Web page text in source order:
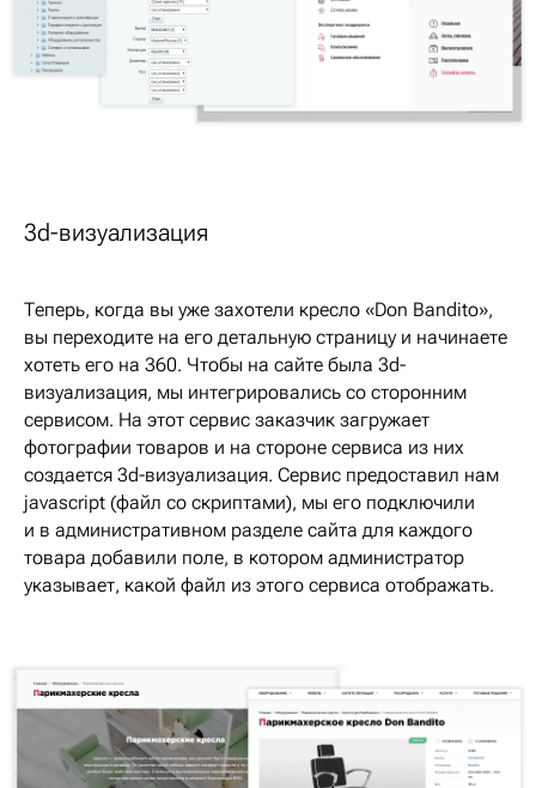
3d-визуализация
Теперь, когда вы уже захотели кресло «Don Bandito»,
вы переходите на его детальную страницу и начинаете
хотеть его на 360. Чтобы на сайте была 3d-
визуализация, мы интегрировались со сторонним
сервисом. На этот сервис заказчик загружает
фотографии товаров и на стороне сервиса из них
создается 3d-визуализация. Сервис предоставил нам
javascript (файл со скриптами), мы его подключили
и в административном разделе сайта для каждого
товара добавили поле, в котором администратор
указывает, какой файл из этого сервиса отображать.